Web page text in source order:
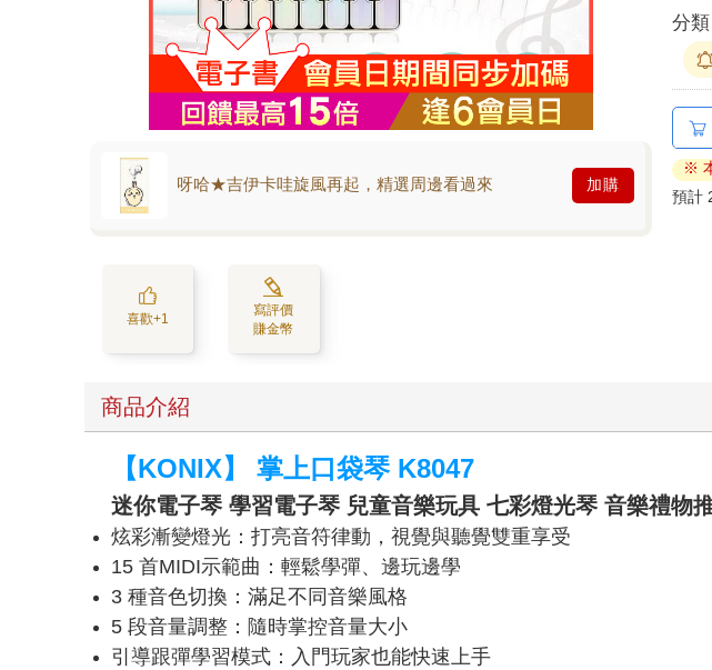
呀哈★吉伊卡哇旋風再起，精選周邊看過來 加購
喜歡+1
寫評價
賺金幣
分類
※
預計
商品介紹
【KONIX】 掌上口袋琴 K8047
迷你電子琴 學習電子琴 兒童音樂玩具 七彩燈光琴 音樂禮物
炫彩漸變燈光：打亮音符律動，視覺與聽覺雙重享受
15 首MIDI示範曲：輕鬆學彈、邊玩邊學
3 種音色切換：滿足不同音樂風格
5 段音量調整：隨時掌控音量大小
引導跟彈學習模式：入門玩家也能快速上手